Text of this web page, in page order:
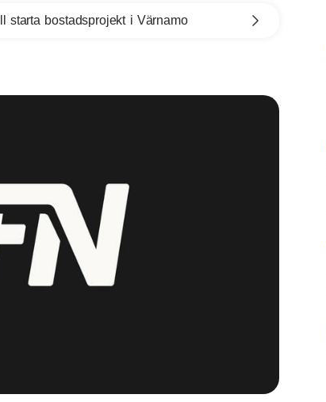
starta bostadsprojekt i Värnamo